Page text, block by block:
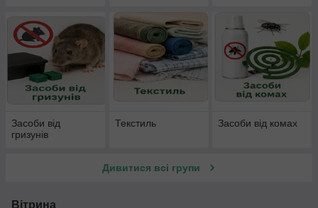
Засоби від
гризунів
Текстиль Засоби від комах
Дивитися всі групи
Вітрина